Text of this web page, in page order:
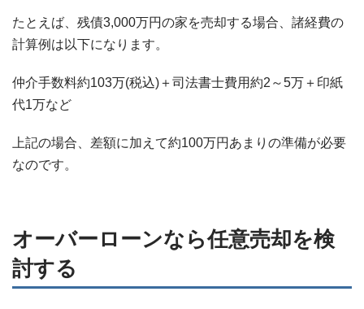
たとえば、残債3,000万円の家を売却する場合、諸経費の
計算例は以下になります。
仲介手数料約103万(税込)＋司法書士費用約2 ～5万＋印紙
代1万など
上記の場合、差額に加えて約100万円あまりの準備が必要
なのです。
オーバーローンなら任意売却を検
討する